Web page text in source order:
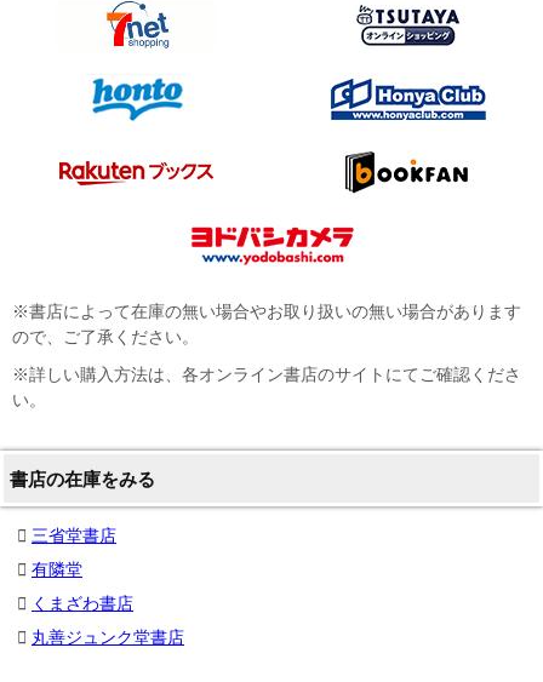
※書店によって在庫の無い場合やお取り扱いの無い場合があります
ので、ご了承ください。
※詳しい購入方法は、各オンライン書店のサイトにてご確認くださ
い。
書店の在庫をみる
三省堂書店
有隣堂
くまざわ書店
丸善ジュンク堂書店